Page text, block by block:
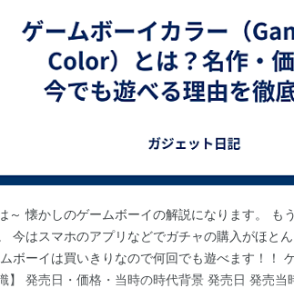
～ 懐かしのゲームボーイの解説になります。 も
今はスマホのアプリなどでガチャの購入がほと
ボーイは買いきりなので何回でも遊べます！！
】 発売日・価格・当時の時代背景 発売日 発売